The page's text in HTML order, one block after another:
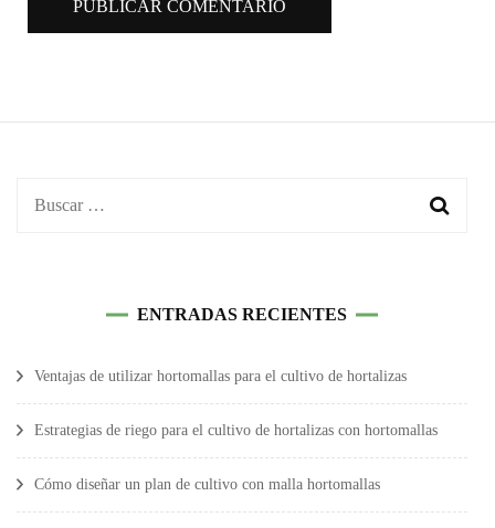
Buscar:
ENTRADAS RECIENTES
Ventajas de utilizar hortomallas para el cultivo de hortalizas
Estrategias de riego para el cultivo de hortalizas con hortomallas
Cómo diseñar un plan de cultivo con malla hortomallas